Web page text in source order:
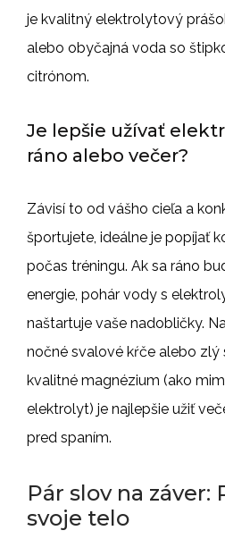
je kvalitný elektrolytový
alebo obyčajná voda so
citrónom.
Je lepšie užívať
ráno alebo večer?
Závisí to od vášho cieľa a
športujete, ideálne je popíjať
počas tréningu. Ak sa ráno
energie, pohár vody s
naštartuje vaše nadobličky.
nočné svalové kŕče alebo zlý
kvalitné magnézium (ako
elektrolyt) je najlepšie užiť
pred spaním.
Pár slov na záver:
svoje telo